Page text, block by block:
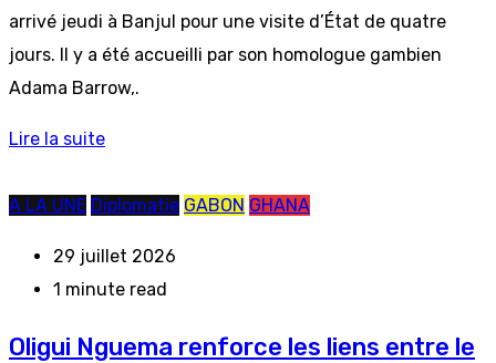
arrivé jeudi à Banjul pour une visite d’État de quatre
jours. Il y a été accueilli par son homologue gambien
Adama Barrow,.
Lire la suite
A LA UNE Diplomatie GABON GHANA
29 juillet 2026
1 minute read
Oligui Nguema renforce les liens entre le